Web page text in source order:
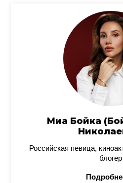
Миа Бойка
Российская певица,
блогер